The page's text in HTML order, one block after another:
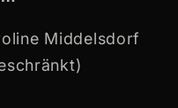
Middelsdorf